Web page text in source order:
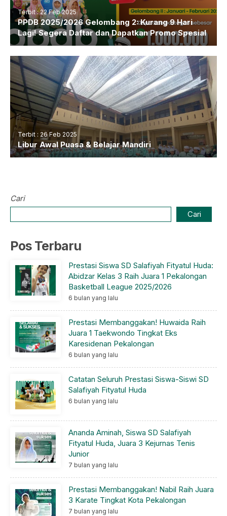
Terbit : 22 Feb 2025
PPDB 2025/2026 Gelombang 2: Kurang 9 Hari
Lagi! Segera Daftar dan Dapatkan Promo Spesial
Terbit : 26 Feb 2025
Libur Awal Puasa & Belajar Mandiri
Cari
Cari
Pos Terbaru
Prestasi Siswa SD Salafiyah Fityatul Huda:
Abidzar Kelas 3 Raih Juara 1 Pekalongan
Basketball League 2025/2026
6 bulan yang lalu
Prestasi Membanggakan! Huwaida Raih
Juara 1 Taekwondo Tingkat Eks
Karesidenan Pekalongan
6 bulan yang lalu
Catatan Seluruh Prestasi Siswa-Siswi SD
Salafiyah Fityatul Huda
6 bulan yang lalu
Ananda Aminah, Siswa SD Salafiyah
Fityatul Huda, Juara 3 Kejurnas Tenis
Junior
7 bulan yang lalu
Prestasi Membanggakan! Nabil Raih Juara
3 Karate Tingkat Kota Pekalongan
7 bulan yang lalu